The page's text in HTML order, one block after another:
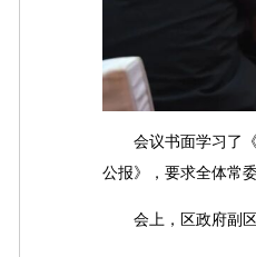
会议书面学习了《
公报》，要求全体常
会上，区政府副区